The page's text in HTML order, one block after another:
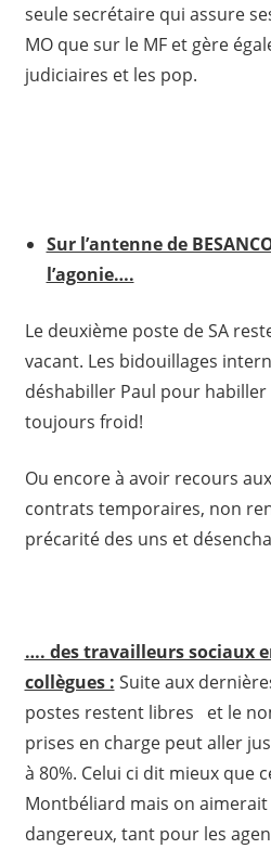
seule secrétaire qui assure
MO que sur le MF et gère
judiciaires et les pop.
Sur l’antenne de
l’agonie….
Le deuxième poste de SA
vacant. Les bidouillages
déshabiller Paul pour
toujours froid!
Ou encore à avoir recours
contrats temporaires, non
précarité des uns et
…. des travailleurs sociaux
collègues : Suite aux
postes restent libres et le
prises en charge peut aller
à 80%. Celui ci dit mieux que
Montbéliard mais on aimerait
dangereux, tant pour les